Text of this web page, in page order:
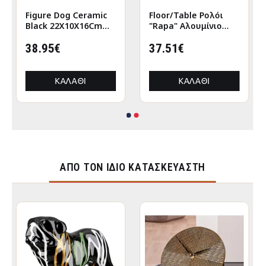
Figure Dog Ceramic
Black 22X10X16Cm
38.95€
ΚΑΛΆΘΙ
Floor/Table Ρολόι
"Rapa" Αλουμίνιο
155 cm D. 205 cm
37.51€
ΚΑΛΆΘΙ
ΑΠΌ ΤΟΝ ΊΔΙΟ ΚΑΤΑΣΚΕΥΑΣΤΉ